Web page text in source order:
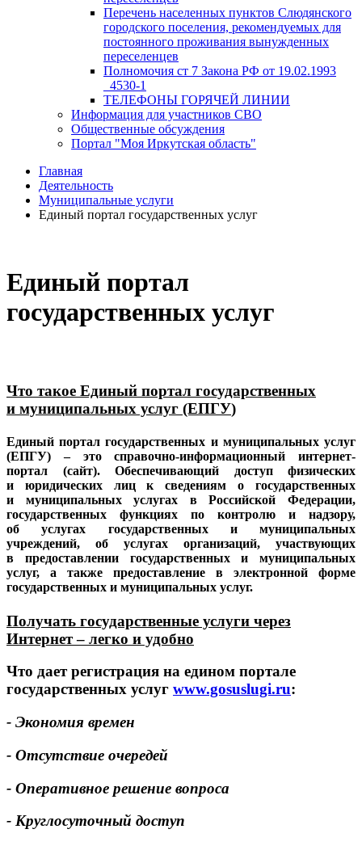
Перечень населенных пунктов Слюдянского
городского поселения, рекомендуемых для
постоянного проживания вынужденных
переселенцев
Полномочия ст 7 Закона РФ от 19.02.1993
_4530-1
ТЕЛЕФОНЫ ГОРЯЧЕЙ ЛИНИИ
Информация для участников СВО
Общественные обсуждения
Портал "Моя Иркутская область"
Главная
Деятельность
Муниципальные услуги
Единый портал государственных услуг
Единый портал
государственных услуг
Что такое Единый портал государственных
и муниципальных услуг (ЕПГУ)
Единый портал государственных и муниципальных услуг
(ЕПГУ) – это справочно-информационный интернет-
портал (сайт). Обеспечивающий доступ физических
и юридических лиц к сведениям о государственных
и муниципальных услугах в Российской Федерации,
государственных функциях по контролю и надзору,
об услугах государственных и муниципальных
учреждений, об услугах организаций, участвующих
в предоставлении государственных и муниципальных
услуг, а также предоставление в электронной форме
государственных и муниципальных услуг.
Получать государственные услуги через
Интернет – легко и удобно
Что дает регистрация на едином портале
государственных услуг www.gosuslugi.ru:
- Экономия времен
- Отсутствие очередей
- Оперативное решение вопроса
- Круглосуточный доступ